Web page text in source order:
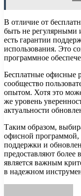
В отличие от
быть не регулярными
есть гарантии
использования. Это
программное
Бесплатные офисные
сообщество
опытом. Хотя это
же уровень
актуальности
Таким образом,
офисной программой,
поддержки и
предоставляют более
является важным
в надежном